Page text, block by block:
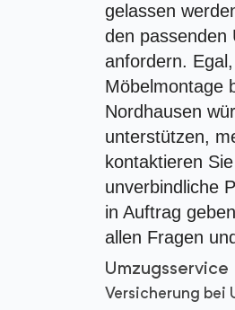
gelassen
den passenden
anfordern.
Möbelmontage
Nordhausen
unterstützen,
kontaktieren
unverbindliche
in Auftrag
allen Fragen
Umzugsservice
Versicherung bei